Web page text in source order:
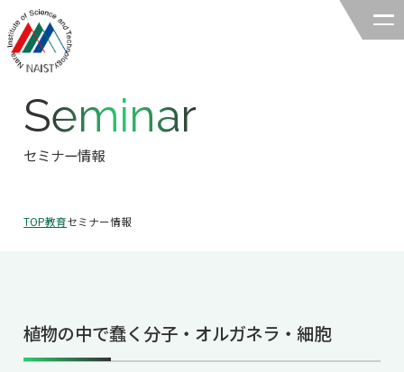
奈良先端科学技術大学院大学
領域の概要・特色
領域賞の紹介
研究室一覧
教育TOP
Seminar
セミナー情報
TOP教育セミナー情報
植物の中で蠢く分子・オルガネラ・細胞